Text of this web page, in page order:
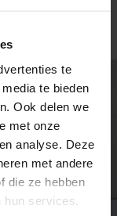
te
te bieden
Ook delen we
met onze
analyse. Deze
met andere
die ze hebben
services.